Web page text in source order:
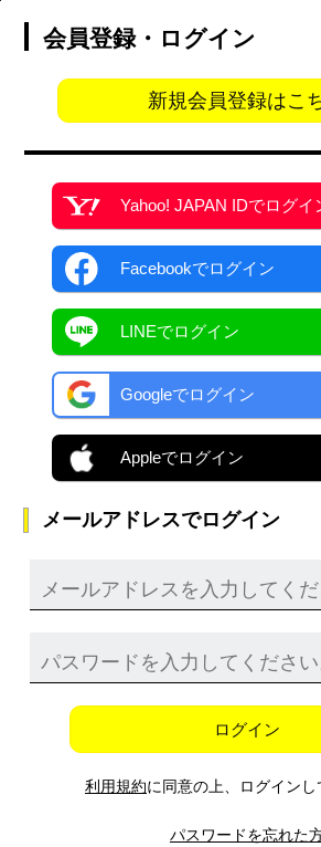
会員登録・ログイン
新規会員登録はこ
Yahoo! JAPAN IDでログイ
Facebookでログイン
LINEでログイン
Googleでログイン
Appleでログイン
メールアドレスでログイン
ログイン
利用規約に同意の上、ログインし
パスワードを忘れた